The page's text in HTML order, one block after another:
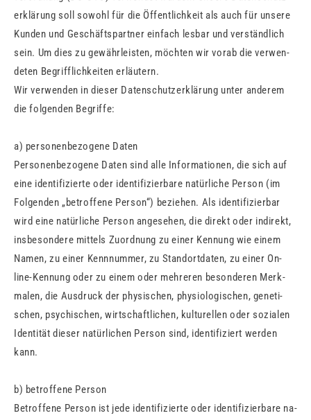
er­klä­rung soll so­wohl für die Öf­fent­lich­keit als auch für un­se­re
Kun­den und Ge­schäfts­part­ner ein­fach les­bar und ver­ständ­lich
sein. Um dies zu ge­währ­leis­ten, möch­ten wir vorab die ver­wen­
de­ten Be­griff­lich­kei­ten er­läu­tern.
Wir ver­wen­den in die­ser Da­ten­schutz­er­klä­rung unter an­de­rem
die fol­gen­den Be­grif­fe:
a) per­so­nen­be­zo­ge­ne Daten
Per­so­nen­be­zo­ge­ne Daten sind alle In­for­ma­tio­nen, die sich auf
eine iden­ti­fi­zier­te oder iden­ti­fi­zier­ba­re na­tür­li­che Per­son (im
Fol­gen­den „be­trof­fe­ne Per­son“) be­zie­hen. Als iden­ti­fi­zier­bar
wird eine na­tür­li­che Per­son an­ge­se­hen, die di­rekt oder in­di­rekt,
ins­be­son­de­re mit­tels Zu­ord­nung zu einer Ken­nung wie einem
Namen, zu einer Kenn­num­mer, zu Stand­ort­da­ten, zu einer On­
line-Ken­nung oder zu einem oder meh­re­ren be­son­de­ren Merk­
ma­len, die Aus­druck der phy­si­schen, phy­sio­lo­gi­schen, ge­ne­ti­
schen, psy­chi­schen, wirt­schaft­li­chen, kul­tu­rel­len oder so­zia­len
Iden­ti­tät die­ser na­tür­li­chen Per­son sind, iden­ti­fi­ziert wer­den
kann.
b) be­trof­fe­ne Per­son
Be­trof­fe­ne Per­son ist jede iden­ti­fi­zier­te oder iden­ti­fi­zier­ba­re na­